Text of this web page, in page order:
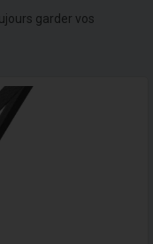
garder vos